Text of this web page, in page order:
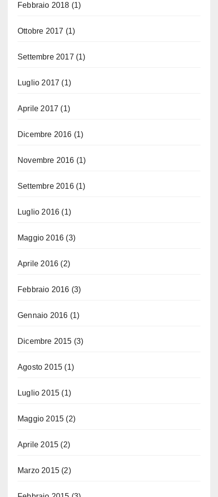
Febbraio 2018 (1)
Ottobre 2017 (1)
Settembre 2017 (1)
Luglio 2017 (1)
Aprile 2017 (1)
Dicembre 2016 (1)
Novembre 2016 (1)
Settembre 2016(1)
Luglio 2016 (1)
Maggio 2016 (3)
Aprile 2016 (2)
Febbraio 2016 (3)
Gennaio 2016 (1)
Dicembre 2015 (3)
Agosto 2015 (1)
Luglio 2015 (1)
Maggio 2015 (2)
Aprile 2015 (2)
Marzo 2015 (2)